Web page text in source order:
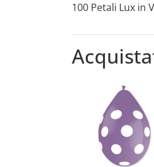
100 Petali Lux in